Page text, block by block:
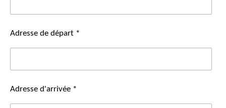
Adresse de départ *
Adresse d'arrivée *